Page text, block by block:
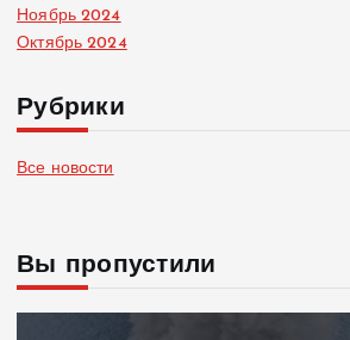
Ноябрь 2024
Октябрь 2024
Рубрики
Все новости
Вы пропустили